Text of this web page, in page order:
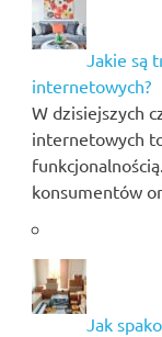
Jakie są
internetowych?
W dzisiejszych
internetowych
konsumentów
Jak